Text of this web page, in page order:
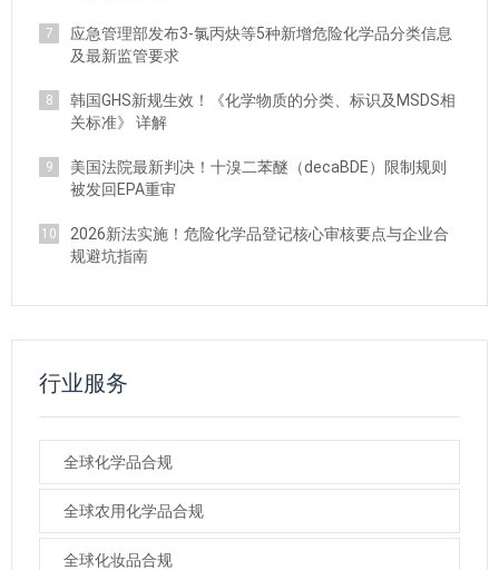
7
应急管理部发布3-氯丙炔等5种新增危险化学品分类信息
及最新监管要求
8
韩国GHS新规生效！《化学物质的分类、标识及MSDS相
关标准》 详解
9
美国法院最新判决！十溴二苯醚（decaBDE）限制规则
被发回EPA重审
10
2026新法实施！危险化学品登记核心审核要点与企业合
规避坑指南
行业服务
全球化学品合规
全球农用化学品合规
全球化妆品合规